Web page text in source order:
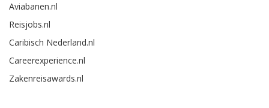
Aviabanen.nl
Reisjobs.nl
Caribisch Nederland.nl
Careerexperience.nl
Zakenreisawards.nl